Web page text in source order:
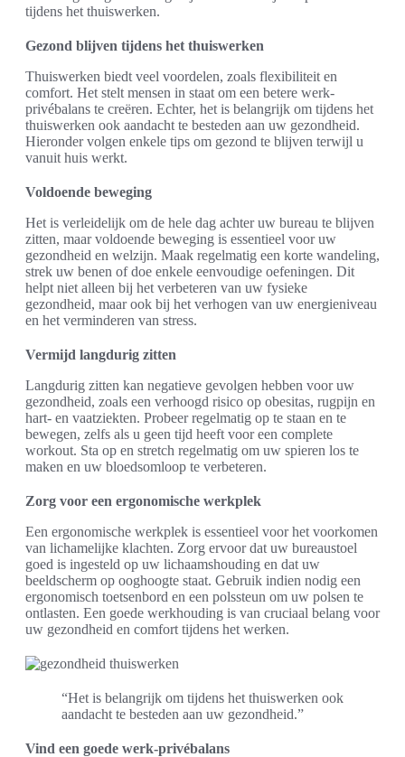
tijdens het thuiswerken.
Gezond blijven tijdens het thuiswerken
Thuiswerken biedt veel voordelen, zoals flexibiliteit en
comfort. Het stelt mensen in staat om een betere werk-
privébalans te creëren. Echter, het is belangrijk om tijdens het
thuiswerken ook aandacht te besteden aan uw gezondheid.
Hieronder volgen enkele tips om gezond te blijven terwijl u
vanuit huis werkt.
Voldoende beweging
Het is verleidelijk om de hele dag achter uw bureau te blijven
zitten, maar voldoende beweging is essentieel voor uw
gezondheid en welzijn. Maak regelmatig een korte wandeling,
strek uw benen of doe enkele eenvoudige oefeningen. Dit
helpt niet alleen bij het verbeteren van uw fysieke
gezondheid, maar ook bij het verhogen van uw energieniveau
en het verminderen van stress.
Vermijd langdurig zitten
Langdurig zitten kan negatieve gevolgen hebben voor uw
gezondheid, zoals een verhoogd risico op obesitas, rugpijn en
hart- en vaatziekten. Probeer regelmatig op te staan en te
bewegen, zelfs als u geen tijd heeft voor een complete
workout. Sta op en stretch regelmatig om uw spieren los te
maken en uw bloedsomloop te verbeteren.
Zorg voor een ergonomische werkplek
Een ergonomische werkplek is essentieel voor het voorkomen
van lichamelijke klachten. Zorg ervoor dat uw bureaustoel
goed is ingesteld op uw lichaamshouding en dat uw
beeldscherm op ooghoogte staat. Gebruik indien nodig een
ergonomisch toetsenbord en een polssteun om uw polsen te
ontlasten. Een goede werkhouding is van cruciaal belang voor
uw gezondheid en comfort tijdens het werken.
“Het is belangrijk om tijdens het thuiswerken ook
aandacht te besteden aan uw gezondheid.”
Vind een goede werk-privébalans